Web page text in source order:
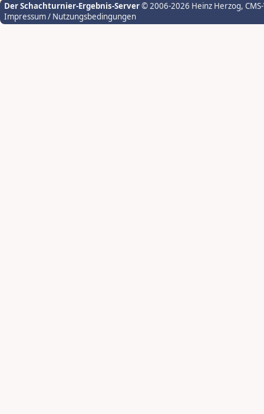
Der Schachturnier-Ergebnis-Server© 2006-2026 Heinz Herzog,
Impressum / Nutzungsbedingungen